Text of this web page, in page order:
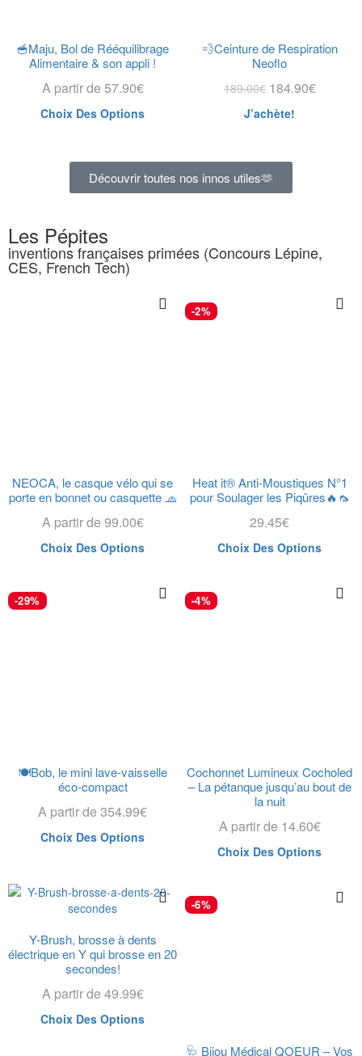
🥣Maju, Bol de Rééquilibrage
Alimentaire & son appli !
A partir de 57.90€
Choix Des Options
💨Ceinture de Respiration
Neoflo
189.00€ 184.90€
J’achète!
Découvrir toutes nos innos utiles🫶
Les Pépites
inventions françaises primées (Concours Lépine,
CES, French Tech)
NEOCA, le casque vélo qui se
porte en bonnet ou casquette 🧢
A partir de 99.00€
Choix Des Options
-2%
Heat it® Anti-Moustiques N°1
pour Soulager les Piqûres🔥🦟
29.45€
Choix Des Options
-29%
🍽️Bob, le mini lave-vaisselle
éco-compact
A partir de 354.99€
Choix Des Options
-4%
Cochonnet Lumineux Cocholed
– La pétanque jusqu’au bout de
la nuit
A partir de 14.60€
Choix Des Options
Y-Brush, brosse à dents
électrique en Y qui brosse en 20
secondes!
A partir de 49.99€
Choix Des Options
-6%
🩺 Bijou Médical QOEUR – Vos